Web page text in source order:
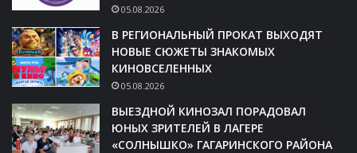
05.08.2026
В РЕГИОНАЛЬНЫЙ ПРОКАТ ВЫХОДЯТ
НОВЫЕ СЮЖЕТЫ ЗНАКОМЫХ
КИНОВСЕЛЕННЫХ
05.08.2026
ВЫЕЗДНОЙ КИНОЗАЛ ПОРАДОВАЛ
ЮНЫХ ЗРИТЕЛЕЙ В ЛАГЕРЕ
«СОЛНЫШКО» ГАГАРИНСКОГО РАЙОНА